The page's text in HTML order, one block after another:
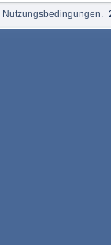
Nutzungsbedingungen.